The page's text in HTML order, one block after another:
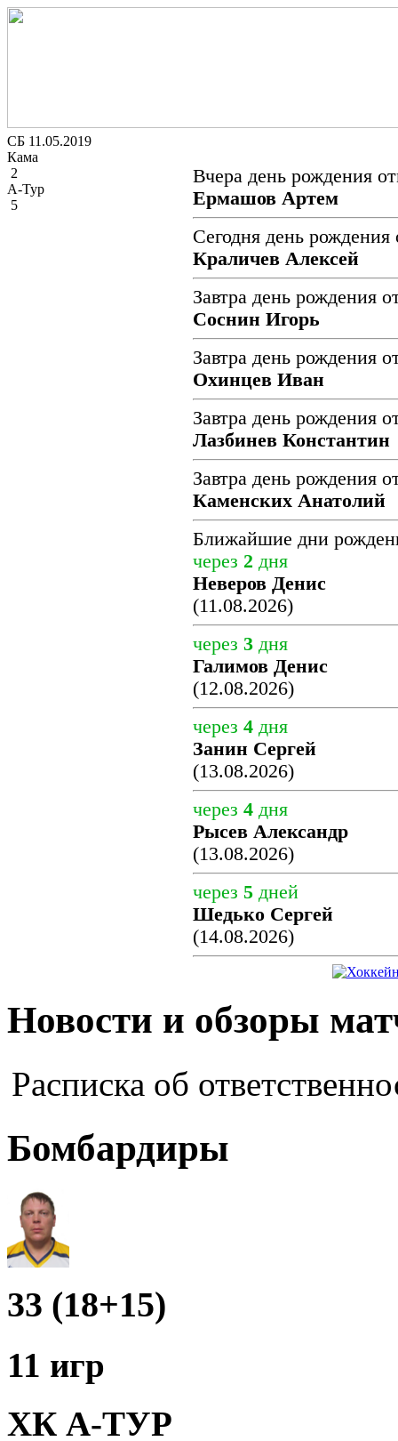
СБ 11.05.2019
Кама
2
А-Тур
5
Вчера день рождения
Ермашов Артем
Сегодня день рождения
Краличев Алексей
Завтра день рождения
Соснин Игорь
Завтра день рождения
Охинцев Иван
Завтра день рождения
Лазбинев Константин
Завтра день рождения
Каменских Анатолий
Ближайшие дни
через 2 дня
Неверов Денис
(11.08.2026)
через 3 дня
Галимов Денис
(12.08.2026)
через 4 дня
Занин Сергей
(13.08.2026)
через 4 дня
Рысев Александр
(13.08.2026)
через 5 дней
Шедько Сергей
(14.08.2026)
Новости и обзоры
Расписка об
Бомбардиры
33 (18+15)
11 игр
ХК А-ТУР